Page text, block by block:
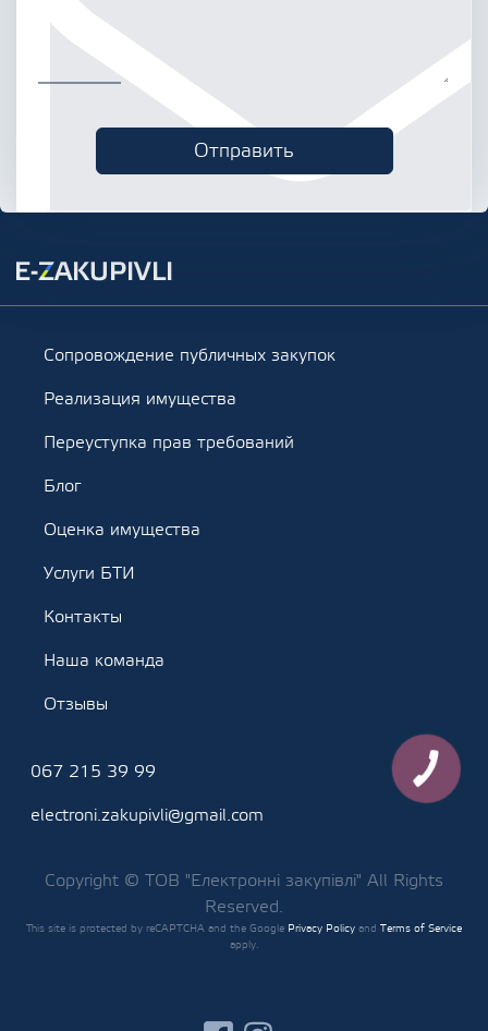
Сопровождение публичных закупок
Реализация имущества
Переуступка прав требований
Блог
Оценка имущества
Услуги БТИ
Контакты
Наша команда
Отзывы
067 215 39 99
electroni.zakupivli@gmail.com
Copyright © ТОВ "Електронні закупівлі" All Rights
Reserved.
This site is protected by reCAPTCHA and the Google Privacy Policy and Terms of Service
apply.
КНОПКА
ЗВ'ЯЗКУ